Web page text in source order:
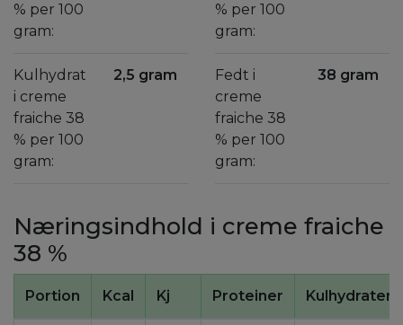
% per 100
gram:
Kulhydrat
i creme
fraiche 38
% per 100
gram:
2,5 gram
% per 100
gram:
Fedt i
creme
fraiche 38
% per 100
gram:
38 gram
Næringsindhold i creme fraiche
38 %
Portion Kcal Kj Proteiner Kulhydrater